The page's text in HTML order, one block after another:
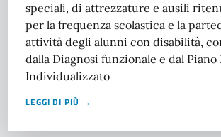
speciali, di attrezzature e ausili
per la frequenza scolastica e la
attività degli alunni con disabilità,
dalla Diagnosi funzionale e dal
Individualizzato
LEGGI DI PIÙ →